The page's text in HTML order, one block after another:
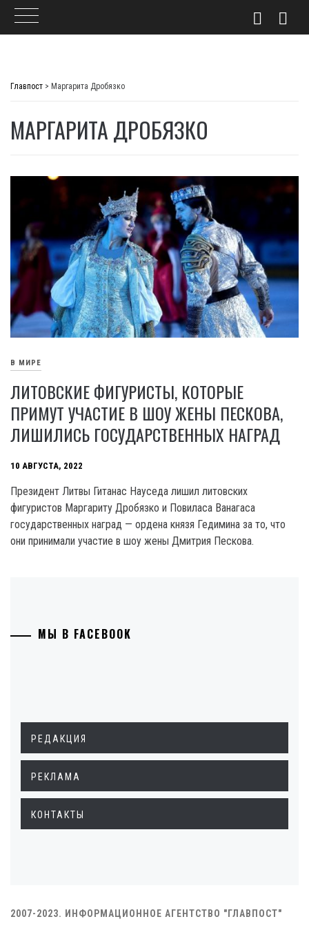
Главпост > Маргарита Дробязко
МАРГАРИТА ДРОБЯЗКО
В МИРЕ
ЛИТОВСКИЕ ФИГУРИСТЫ, КОТОРЫЕ
ПРИМУТ УЧАСТИЕ В ШОУ ЖЕНЫ ПЕСКОВА,
ЛИШИЛИСЬ ГОСУДАРСТВЕННЫХ НАГРАД
10 АВГУСТА, 2022
Президент Литвы Гитанас Науседа лишил литовских
фигуристов Маргариту Дробязко и Повиласа Ванагаса
государственных наград — ордена князя Гедимина за то, что
они принимали участие в шоу жены Дмитрия Пескова.
МЫ В FACEBOOK
РЕДАКЦИЯ
РЕКЛАМА
КОНТАКТЫ
2007-2023. ИНФОРМАЦИОННОЕ АГЕНТСТВО "ГЛАВПОСТ"